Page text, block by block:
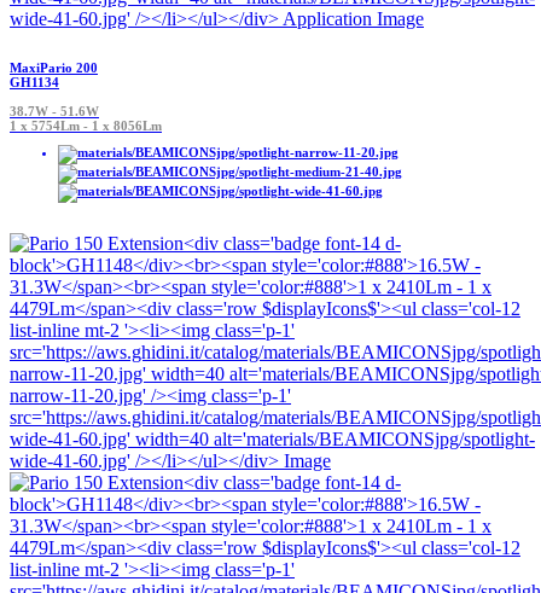
MaxiPario 200
GH1134
38.7W - 51.6W
1 x 5754Lm - 1 x 8056Lm